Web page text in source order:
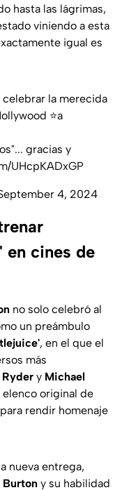
hasta las lágrimas,
viniendo a esta
igual es
celebrar la merecida
⭐️a
gracias y
UHcpKADxGP
4, 2024
en cines de
no solo celebró al
un preámbulo
, en el que el
más
y Michael
original de
rendir homenaje
nueva entrega,
Burton y su habilidad